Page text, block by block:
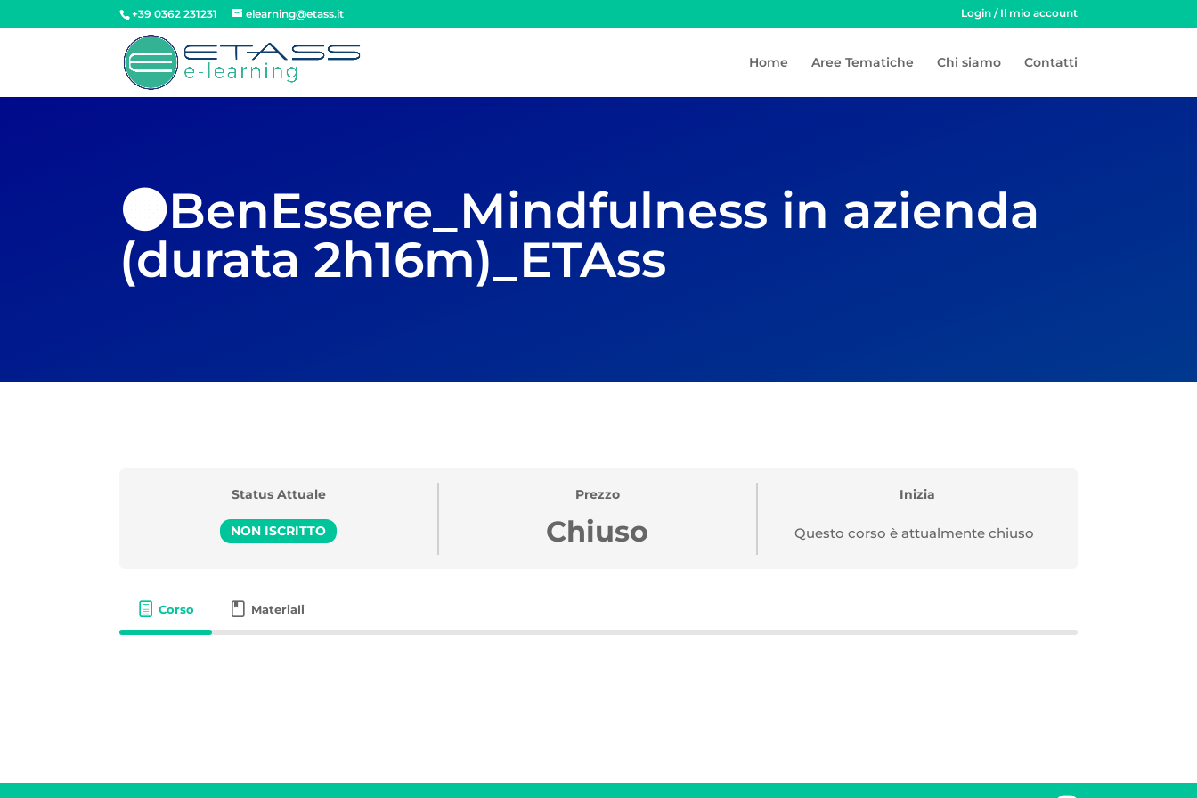
+39 0362 231231 elearning@etass.it Login / Il mio account
Home Aree Tematiche Chi siamo Contatti
🟠BenEssere_Mindfulness in azienda
(durata 2h16m)_ETAss
Status Attuale
NON ISCRITTO
Prezzo
Chiuso
Inizia
Questo corso è attualmente chiuso
Corso Materiali